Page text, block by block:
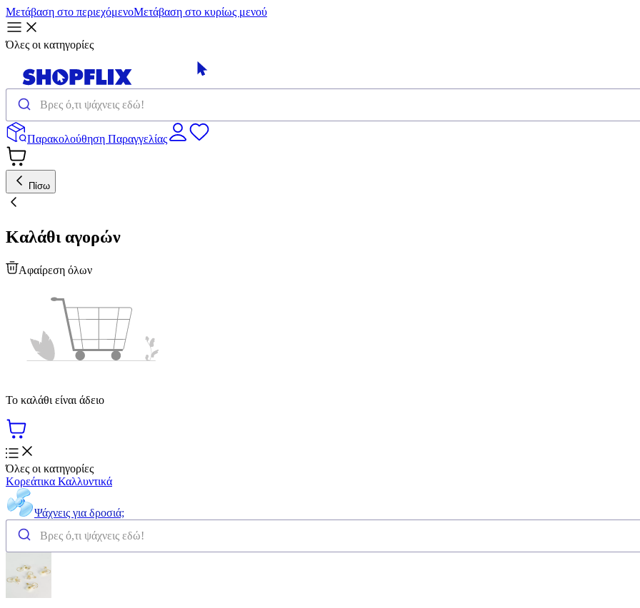
Μετάβαση στο περιεχόμενοΜετάβαση στο κυρίως μενού
Όλες οι κατηγορίες
Παρακολούθηση Παραγγελίας
Πίσω
Καλάθι αγορών
Αφαίρεση όλων
Το καλάθι είναι άδειο
Όλες οι κατηγορίες
Κορεάτικα Καλλυντικά
Ψάχνεις για δροσιά;